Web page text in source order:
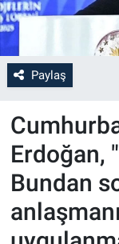
Paylaş
Erdoğan,
Bundan